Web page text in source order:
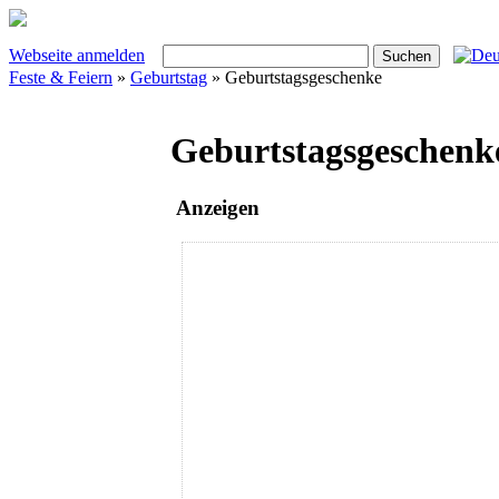
Webseite anmelden
Feste & Feiern » Geburtstag » Geburtstagsgeschenke
Anzeigen